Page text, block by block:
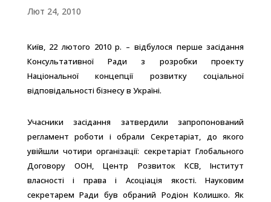
Лют 24, 2010
Київ, 22 лютого 2010 р. – відбулося перше засідання
Консультативної Ради з розробки проекту
Національної концепції розвитку соціальної
відповідальності бізнесу в Україні.
Учасники засідання затвердили запропонований
регламент роботи і обрали Секретаріат, до якого
увійшли чотири організації: секретаріат Глобального
Договору ООН, Центр Розвиток КСВ, Інститут
власності і права і Асоціація якості. Науковим
секретарем Ради був обраний Родіон Колишко. Як